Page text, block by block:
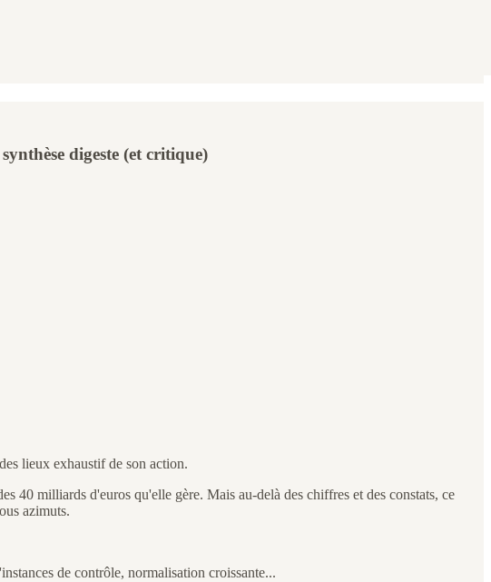
digeste (et critique)
lieux exhaustif de son action.
40 milliards d'euros qu'elle gère. Mais au-delà des chiffres et des constats, ce
azimuts.
de contrôle, normalisation croissante...